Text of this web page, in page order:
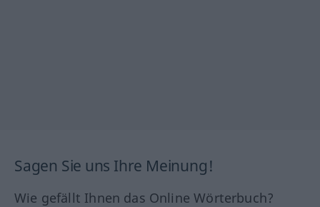
Sagen Sie uns Ihre Meinung!
Wie gefällt Ihnen das Online Wörterbuch?